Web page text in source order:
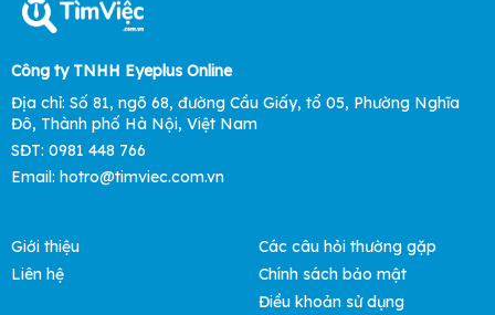
Công ty TNHH Eyeplus Online
Địa chỉ: Số 81, ngõ 68, đường Cầu Giấy, tổ 05, Phường Nghĩa
Đô, Thành phố Hà Nội, Việt Nam
SĐT: 0981 448 766
Email: hotro@timviec.com.vn
Giới thiệu
Liên hệ
Các câu hỏi thường gặp
Chính sách bảo mật
Điều khoản sử dụng